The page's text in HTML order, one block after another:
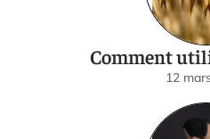
Comment
12